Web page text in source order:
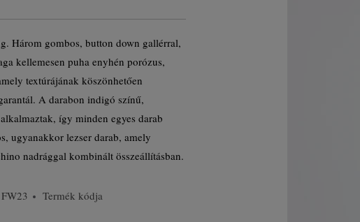
Három gombos, button down gallérral,
kellemesen puha enyhén porózus,
textúrájának köszönhetően
A darabon indigó színű,
így minden egyes darab
ugyanakkor lezser darab, amely
nadrággal kombinált összeállításban.
Termék kódja